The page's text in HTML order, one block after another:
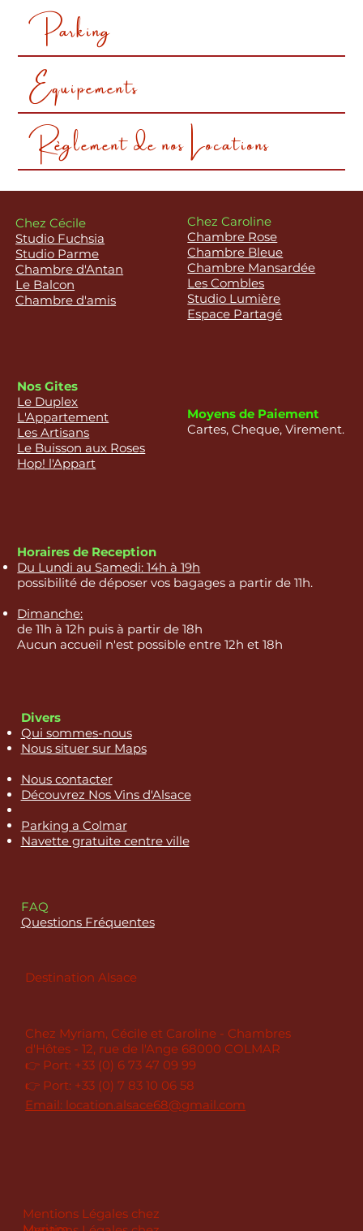
Parking
Equipements
Règlement de nos Locations
Mentions Légales chez
Moyens de Paiement
Cartes, Cheque, Virement.
Nos Gites
Le Duplex
L'Appartement
Les Artisans
Le Buisson aux Roses
Hop! l'Appart
Chez Caroline
Chambre Rose
Chambre Bleue
Chambre Mansardée
Les Combles
Studio Lumière
Espace Partagé
Chez Cécile
Studio Fuchsia
Studio Parme
Chambre d'Antan
Le Balcon
Chambre d'amis
Destination Alsace
Horaires de Reception
Du Lundi au Samedi: 14h à 19h
possibilité de déposer vos bagages a partir de 11h.
Dimanche:
de 11h à 12h puis à partir de 18h
Aucun accueil n'est possible entre 12h et 18h
Divers
Qui sommes-nous
Nous situer sur Maps
Nous contacter
Découvrez Nos Vins d'Alsace
Parking a Colmar
Navette gratuite centre ville
Chez Myriam, Cécile et Caroline - Chambres
d'Hôtes - 12, rue de l'Ange 68000 COLMAR
👉 Port: +33 (0) 6 73 47 09 99
👉 Port: +33 (0) 7 83 10 06 58
Email: location.alsace68@gmail.com
FAQ
Questions Fréquentes